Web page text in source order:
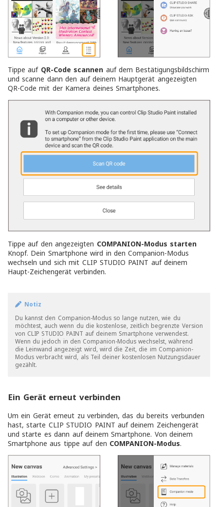
Tippe auf QR-Code scannen auf dem Bestätigungsbildschirm
und scanne dann den auf deinem Hauptgerät angezeigten
QR-Code mit der Kamera deines Smartphones.
Tippe auf den angezeigten COMPANION-Modus starten
Knopf. Dein Smartphone wird in den Companion-Modus
wechseln und sich mit CLIP STUDIO PAINT auf deinem
Haupt-Zeichengerät verbinden.
Notiz
Du kannst den Companion-Modus so lange nutzen, wie du
möchtest, auch wenn du die kostenlose, zeitlich begrenzte Version
von CLIP STUDIO PAINT auf deinem Smartphone verwendest.
Wenn du jedoch in den Companion-Modus wechselst, während
die Leinwand angezeigt wird, wird die Zeit, die im Companion-
Modus verbracht wird, als Teil deiner kostenlosen Nutzungsdauer
gezählt.
Ein Gerät erneut verbinden
Um ein Gerät erneut zu verbinden, das du bereits verbunden
hast, starte CLIP STUDIO PAINT auf deinem Zeichengerät
und starte es dann auf deinem Smartphone. Von deinem
Smartphone aus tippe auf den COMPANION-Modus.